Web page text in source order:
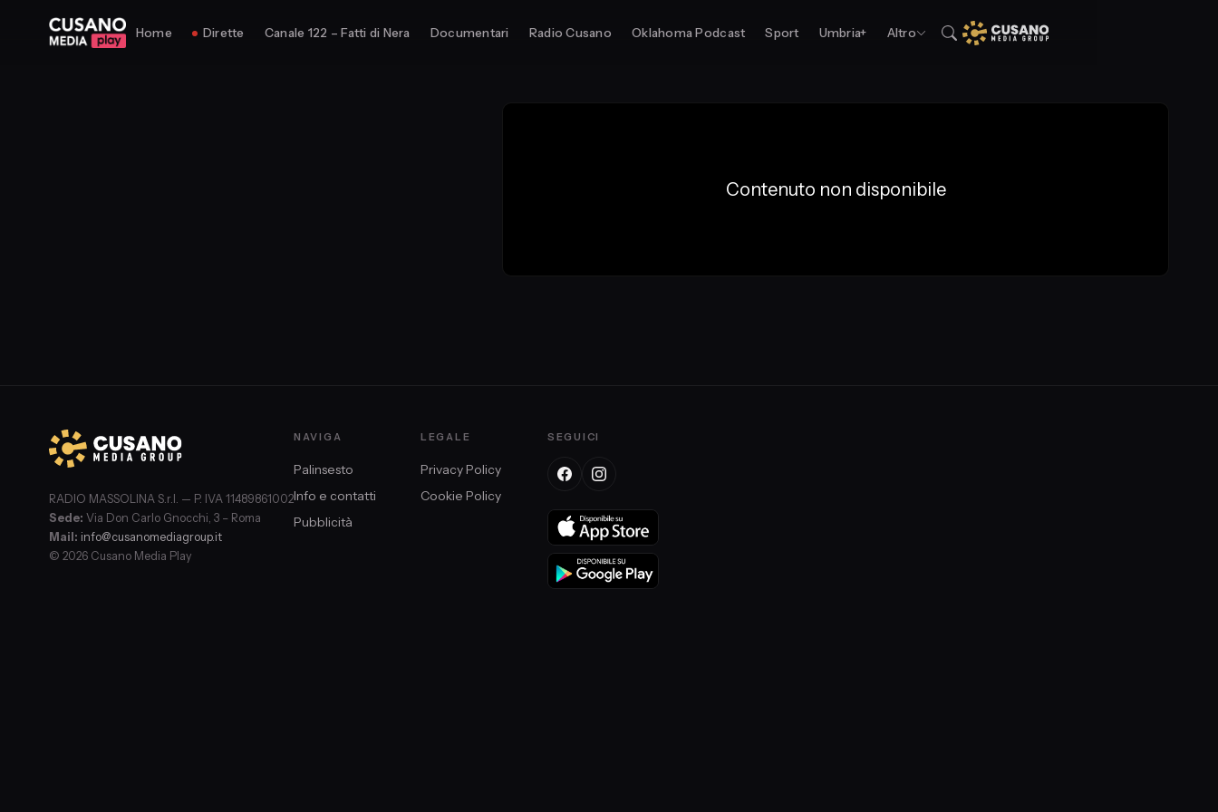
Home Dirette Canale 122 – Fatti di Nera Documentari Radio Cusano Oklahoma Podcast Sport Umbria+ Altro
Contenuto non disponibile
RADIO MASSOLINA S.r.l. — P. IVA 11489861002
Sede: Via Don Carlo Gnocchi, 3 – Roma
Mail: info@cusanomediagroup.it
© 2026 Cusano Media Play
NAVIGA
Palinsesto
Info e contatti
Pubblicità
LEGALE
Privacy Policy
Cookie Policy
SEGUICI